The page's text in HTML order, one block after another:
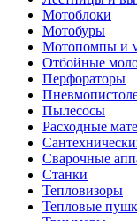
Мотоблоки
Мотобуры
Мотопомпы и
Отбойные
Перфораторы
Пылесосы
Расходные
Сварочные
Станки
Тепловизоры
Тепловые